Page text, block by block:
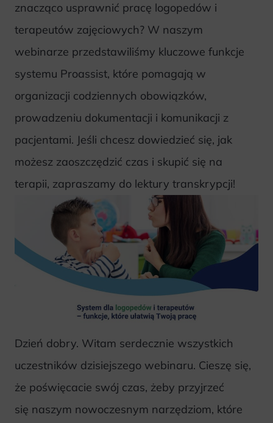
znacząco usprawnić pracę logopedów i
terapeutów zajęciowych? W naszym
webinarze przedstawiliśmy kluczowe funkcje
systemu Proassist, które pomagają w
organizacji codziennych obowiązków,
prowadzeniu dokumentacji i komunikacji z
pacjentami. Jeśli chcesz dowiedzieć się, jak
możesz zaoszczędzić czas i skupić się na
terapii, zapraszamy do lektury transkrypcji!
Dzień dobry. Witam serdecznie wszystkich
uczestników dzisiejszego webinaru. Cieszę się,
że poświęcacie swój czas, żeby przyjrzeć
się naszym nowoczesnym narzędziom, które